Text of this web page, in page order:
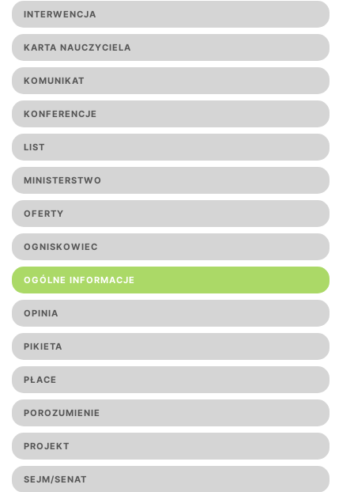
INTERWENCJA
KARTA NAUCZYCIELA
KOMUNIKAT
KONFERENCJE
LIST
MINISTERSTWO
OFERTY
OGNISKOWIEC
OGÓLNE INFORMACJE
OPINIA
PIKIETA
PŁACE
POROZUMIENIE
PROJEKT
SEJM/SENAT